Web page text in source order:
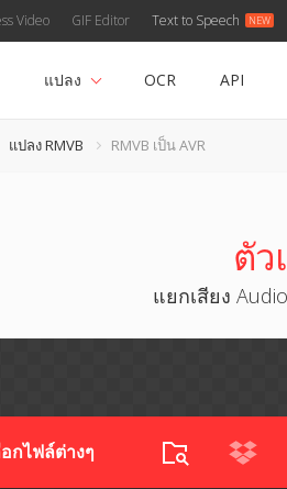
Video GIF Editor Text to Speech
แปลง OCR API
แปลง RMVB RMVB เป็น AVR
ตัว
แยกเสียง
อกไฟล์ต่างๆ​